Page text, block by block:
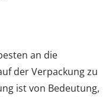
an die
der Verpackung zu
ist von Bedeutung,